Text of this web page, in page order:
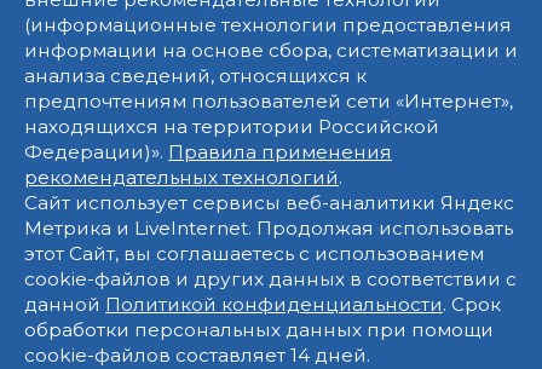
(информационные технологии предоставления
информации на основе сбора, систематизации и
анализа сведений, относящихся к
предпочтениям пользователей сети «Интернет»,
находящихся на территории Российской
Федерации)». Правила применения
рекомендательных технологий.
Сайт использует сервисы веб-аналитики Яндекс
Метрика и LiveInternet. Продолжая использовать
этот Сайт, вы соглашаетесь с использованием
cookie-файлов и других данных в соответствии с
данной Политикой конфиденциальности. Срок
обработки персональных данных при помощи
cookie-файлов составляет 14 дней.